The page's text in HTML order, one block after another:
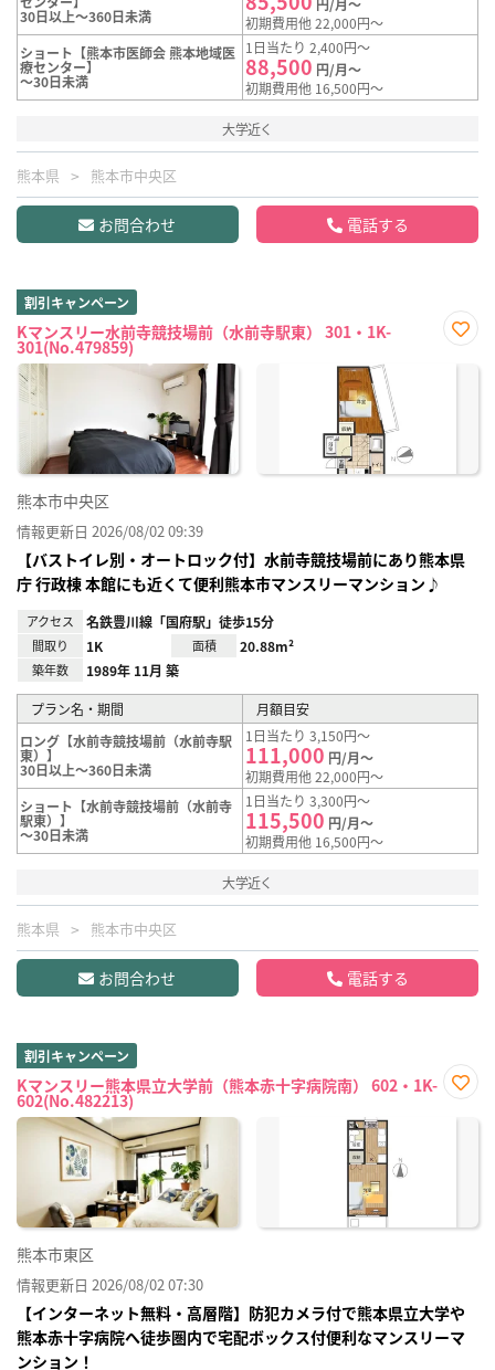
30日以上～360日未満
初期費用他 22,000円～
ショート【熊本市医師会 熊本地域医
療センター】
～30日未満
1日当たり 2,400円～
88,500 円/月～
初期費用他 16,500円～
大学近く
熊本県 熊本市中央区
お問合わせ 電話する
割引キャンペーン
Kマンスリー水前寺競技場前（水前寺駅東） 301・1K-
301(No.479859)
に入
熊本市中央区
情報更新日 2026/08/02 09:39
【バストイレ別・オートロック付】水前寺競技場前にあり熊本県
庁 行政棟 本館にも近くて便利熊本市マンスリーマンション♪
アクセス 名鉄豊川線「国府駅」徒歩15分
間取り 1K 面積 20.88m²
築年数 1989年 11月 築
プラン名・期間
月額目安
ロング【水前寺競技場前（水前寺駅
東）】
30日以上～360日未満
1日当たり 3,150円～
111,000 円/月～
初期費用他 22,000円～
ショート【水前寺競技場前（水前寺
駅東）】
～30日未満
1日当たり 3,300円～
115,500 円/月～
初期費用他 16,500円～
大学近く
熊本県 熊本市中央区
お問合わせ 電話する
割引キャンペーン
Kマンスリー熊本県立大学前（熊本赤十字病院南） 602・1K-
602(No.482213)
に入
熊本市東区
情報更新日 2026/08/02 07:30
【インターネット無料・高層階】防犯カメラ付で熊本県立大学や
熊本赤十字病院へ徒歩圏内で宅配ボックス付便利なマンスリーマ
ンション！